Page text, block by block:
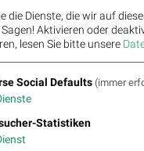
96% normaler Tage
die Dienste, die wir auf
Aktivieren oder
lesen Sie bitte unsere
Social Defaults (immer
Statistiken